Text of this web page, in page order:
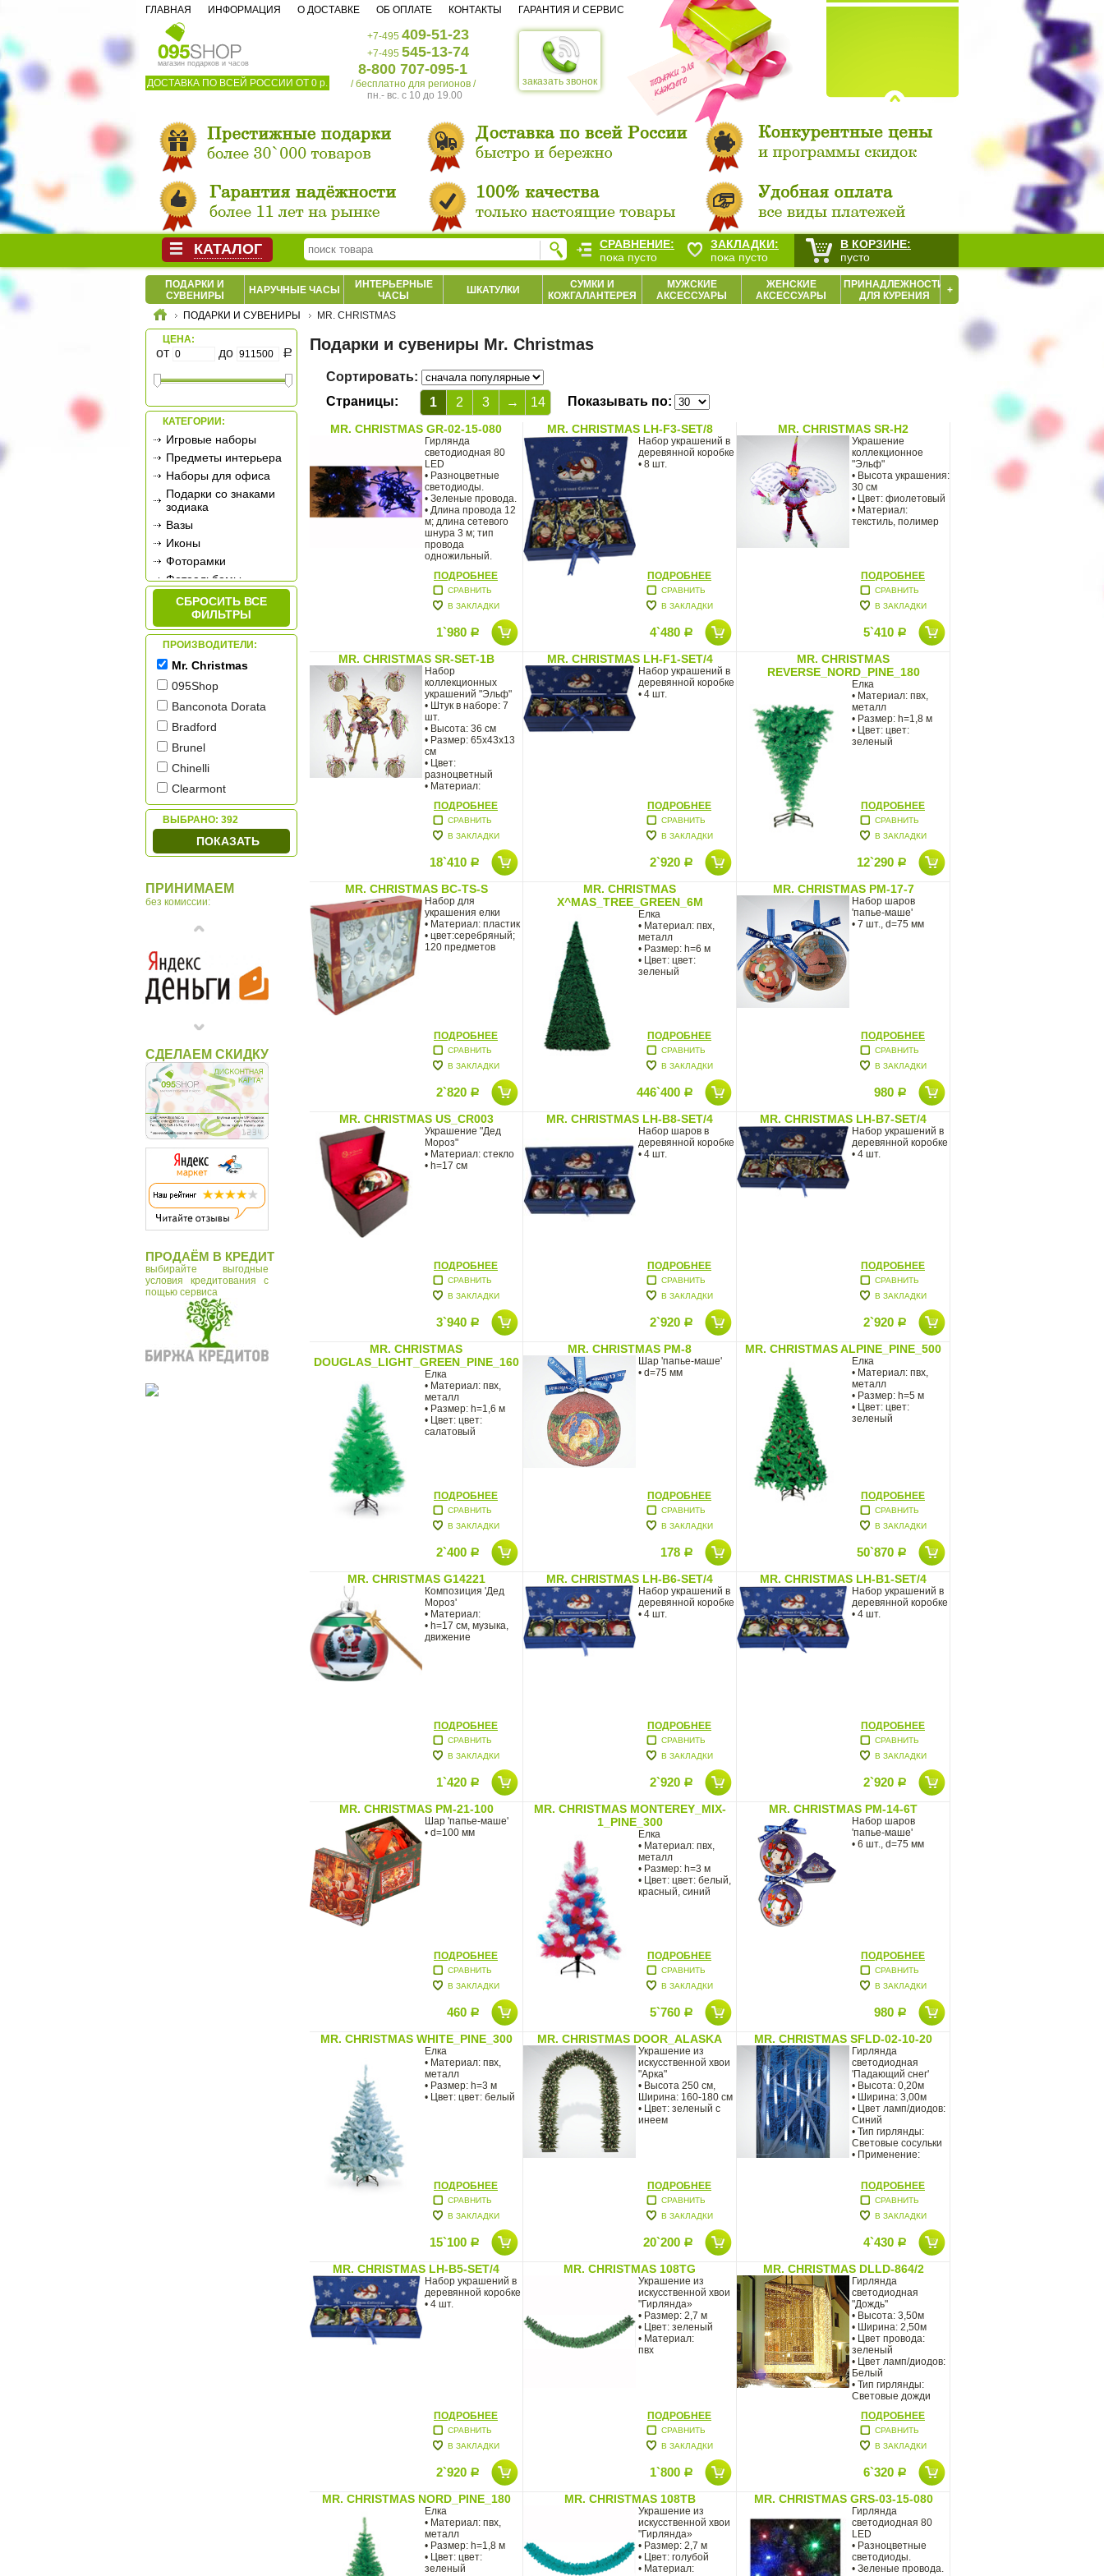
магазин подарков и часов
ДОСТАВКА ПО ВСЕЙ РОССИИ ОТ 0 р. заказать звонок
+7-495 409-51-23
+7-495 545-13-74
8-800 707-095-1
/ бесплатно для регионов /
пн.- вс. c 10 до 19.00
ГЛАВНАЯ ИНФОРМАЦИЯ О ДОСТАВКЕ ОБ ОПЛАТЕ КОНТАКТЫ ГАРАНТИЯ И СЕРВИС
ПОДАРКИ И
СУВЕНИРЫ
НАРУЧНЫЕ ЧАСЫ
ИНТЕРЬЕРНЫЕ
ЧАСЫ
ШКАТУЛКИ
СУМКИ И
КОЖГАЛАНТЕРЕЯ
МУЖСКИЕ
АКСЕССУАРЫ
ЖЕНСКИЕ
АКСЕССУАРЫ
ПРИНАДЛЕЖНОСТИ
ДЛЯ КУРЕНИЯ
+
ПОДАРКИ И СУВЕНИРЫ MR. CHRISTMAS
ЦЕНА:
от до Р
КАТЕГОРИИ:
Игровые наборы
Предметы интерьера
Наборы для офиса
Подарки со знаками
зодиака
Вазы
Иконы
Фоторамки
Фотоальбомы
Сувенирное оружие
Ретро-техника
Новогодние
украшения
Подарочные
сертификаты
СБРОСИТЬ ВСЕ
ФИЛЬТРЫ
ПРОИЗВОДИТЕЛИ:
Mr. Christmas
095Shop
Banconota Dorata
Bradford
Brunel
Chinelli
Clearmont
Cre Art
Credan
Donart
El Casco
Gran Carro
Haus and Desing
Mova Globe
Nao
Olmecs
Ottaviani
Porcellane Principe
Renzo Romagnoli
Rovertime
Royal Copenhagen
Sea Power
Vanbo
Zampiva
Zanelli
Макей
ВЫБРАНО: 392
ПОКАЗАТЬ
ПРИНИМАЕМ
без комиссии:
СДЕЛАЕМ СКИДКУ
ПРОДАЁМ В КРЕДИТ
выбирайте выгодные
условия кредитования с
пощью сервиса
Подарки и сувениры Mr. Christmas
Сортировать:
Страницы:
1 2 3 → 14 Показывать по:
MR. CHRISTMAS GR-02-15-080
Гирлянда
светодиодная 80
LED
• Разноцветные
светодиоды.
• Зеленые провода.
• Длина провода 12
м; длина сетевого
шнура 3 м; тип
провода
одножильный.
ПОДРОБНЕЕ
СРАВНИТЬ
В ЗАКЛАДКИ
1`980 Р
MR. CHRISTMAS LH-F3-SET/8
Набор украшений в
деревянной коробке
• 8 шт.
ПОДРОБНЕЕ
СРАВНИТЬ
В ЗАКЛАДКИ
4`480 Р
MR. CHRISTMAS SR-H2
Украшение
коллекционное
"Эльф"
• Высота украшения:
30 см
• Цвет: фиолетовый
• Материал:
текстиль, полимер
ПОДРОБНЕЕ
СРАВНИТЬ
В ЗАКЛАДКИ
5`410 Р
MR. CHRISTMAS SR-SET-1B
Набор
коллекционных
украшений "Эльф"
• Штук в наборе: 7
шт.
• Высота: 36 см
• Размер: 65x43x13
см
• Цвет:
разноцветный
• Материал:
ПОДРОБНЕЕ
СРАВНИТЬ
В ЗАКЛАДКИ
18`410 Р
MR. CHRISTMAS LH-F1-SET/4
Набор украшений в
деревянной коробке
• 4 шт.
ПОДРОБНЕЕ
СРАВНИТЬ
В ЗАКЛАДКИ
2`920 Р
MR. CHRISTMAS
REVERSE_NORD_PINE_180
Елка
• Материал: пвх,
металл
• Размер: h=1,8 м
• Цвет: цвет:
зеленый
ПОДРОБНЕЕ
СРАВНИТЬ
В ЗАКЛАДКИ
12`290 Р
MR. CHRISTMAS BC-TS-S
Набор для
украшения елки
• Материал: пластик
• цвет:серебряный;
120 предметов
ПОДРОБНЕЕ
СРАВНИТЬ
В ЗАКЛАДКИ
2`820 Р
MR. CHRISTMAS
X^MAS_TREE_GREEN_6M
Елка
• Материал: пвх,
металл
• Размер: h=6 м
• Цвет: цвет:
зеленый
ПОДРОБНЕЕ
СРАВНИТЬ
В ЗАКЛАДКИ
446`400 Р
MR. CHRISTMAS PM-17-7
Набор шаров
'папье-маше'
• 7 шт., d=75 мм
ПОДРОБНЕЕ
СРАВНИТЬ
В ЗАКЛАДКИ
980 Р
MR. CHRISTMAS US_CR003
Украшение "Дед
Мороз"
• Материал: стекло
• h=17 см
ПОДРОБНЕЕ
СРАВНИТЬ
В ЗАКЛАДКИ
3`940 Р
MR. CHRISTMAS LH-B8-SET/4
Набор шаров в
деревянной коробке
• 4 шт.
ПОДРОБНЕЕ
СРАВНИТЬ
В ЗАКЛАДКИ
2`920 Р
MR. CHRISTMAS LH-B7-SET/4
Набор украшений в
деревянной коробке
• 4 шт.
ПОДРОБНЕЕ
СРАВНИТЬ
В ЗАКЛАДКИ
2`920 Р
MR. CHRISTMAS
DOUGLAS_LIGHT_GREEN_PINE_160
Елка
• Материал: пвх,
металл
• Размер: h=1,6 м
• Цвет: цвет:
салатовый
ПОДРОБНЕЕ
СРАВНИТЬ
В ЗАКЛАДКИ
2`400 Р
MR. CHRISTMAS PM-8
Шар 'папье-маше'
• d=75 мм
ПОДРОБНЕЕ
СРАВНИТЬ
В ЗАКЛАДКИ
178 Р
MR. CHRISTMAS ALPINE_PINE_500
Елка
• Материал: пвх,
металл
• Размер: h=5 м
• Цвет: цвет:
зеленый
ПОДРОБНЕЕ
СРАВНИТЬ
В ЗАКЛАДКИ
50`870 Р
MR. CHRISTMAS G14221
Композиция 'Дед
Мороз'
• Материал:
• h=17 см, музыка,
движение
ПОДРОБНЕЕ
СРАВНИТЬ
В ЗАКЛАДКИ
1`420 Р
MR. CHRISTMAS LH-B6-SET/4
Набор украшений в
деревянной коробке
• 4 шт.
ПОДРОБНЕЕ
СРАВНИТЬ
В ЗАКЛАДКИ
2`920 Р
MR. CHRISTMAS LH-B1-SET/4
Набор украшений в
деревянной коробке
• 4 шт.
ПОДРОБНЕЕ
СРАВНИТЬ
В ЗАКЛАДКИ
2`920 Р
MR. CHRISTMAS PM-21-100
Шар 'папье-маше'
• d=100 мм
ПОДРОБНЕЕ
СРАВНИТЬ
В ЗАКЛАДКИ
460 Р
MR. CHRISTMAS MONTEREY_MIX-
1_PINE_300
Елка
• Материал: пвх,
металл
• Размер: h=3 м
• Цвет: цвет: белый,
красный, синий
ПОДРОБНЕЕ
СРАВНИТЬ
В ЗАКЛАДКИ
5`760 Р
MR. CHRISTMAS PM-14-6T
Набор шаров
'папье-маше'
• 6 шт., d=75 мм
ПОДРОБНЕЕ
СРАВНИТЬ
В ЗАКЛАДКИ
980 Р
MR. CHRISTMAS WHITE_PINE_300
Елка
• Материал: пвх,
металл
• Размер: h=3 м
• Цвет: цвет: белый
ПОДРОБНЕЕ
СРАВНИТЬ
В ЗАКЛАДКИ
15`100 Р
MR. CHRISTMAS DOOR_ALASKA
Украшение из
искусственной хвои
"Арка"
• Высота 250 см,
Ширина: 160-180 см
• Цвет: зеленый с
инеем
ПОДРОБНЕЕ
СРАВНИТЬ
В ЗАКЛАДКИ
20`200 Р
MR. CHRISTMAS SFLD-02-10-20
Гирлянда
светодиодная
'Падающий снег'
• Высота: 0,20м
• Ширина: 3,00м
• Цвет ламп/диодов:
Синий
• Тип гирлянды:
Световые сосульки
• Применение:
ПОДРОБНЕЕ
СРАВНИТЬ
В ЗАКЛАДКИ
4`430 Р
MR. CHRISTMAS LH-B5-SET/4
Набор украшений в
деревянной коробке
• 4 шт.
ПОДРОБНЕЕ
СРАВНИТЬ
В ЗАКЛАДКИ
2`920 Р
MR. CHRISTMAS 108TG
Украшение из
искусственной хвои
"Гирлянда»
• Размер: 2,7 м
• Цвет: зеленый
• Материал:
пвх
ПОДРОБНЕЕ
СРАВНИТЬ
В ЗАКЛАДКИ
1`800 Р
MR. CHRISTMAS DLLD-864/2
Гирлянда
светодиодная
"Дождь"
• Высота: 3,50м
• Ширина: 2,50м
• Цвет провода:
зеленый
• Цвет ламп/диодов:
Белый
• Тип гирлянды:
Световые дожди
ПОДРОБНЕЕ
СРАВНИТЬ
В ЗАКЛАДКИ
6`320 Р
MR. CHRISTMAS NORD_PINE_180
Елка
• Материал: пвх,
металл
• Размер: h=1,8 м
• Цвет: цвет:
зеленый
MR. CHRISTMAS 108TB
Украшение из
искусственной хвои
"Гирлянда»
• Размер: 2,7 м
• Цвет: голубой
• Материал:
MR. CHRISTMAS GRS-03-15-080
Гирлянда
светодиодная 80
LED
• Разноцветные
светодиоды.
• Зеленые провода.
КАТАЛОГ
СРАВНЕНИЕ:
пока пусто
ЗАКЛАДКИ:
пока пусто
В КОРЗИНЕ:
пусто